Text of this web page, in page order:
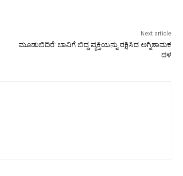
Next article
ಮೂಡುಬಿದಿರೆ: ಬಾವಿಗೆ ಬಿದ್ದ ವ್ಯಕ್ತಿಯನ್ನು ರಕ್ಷಿಸಿದ ಅಗ್ನಿಶಾಮಕ
ದಳ